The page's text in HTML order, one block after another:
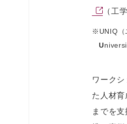
（工
※UNIQ（
U
ワーク
た人材
までを